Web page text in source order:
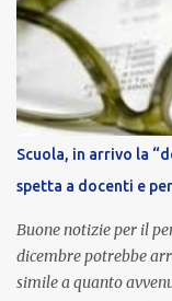
retribuzione di
stipendio dei dirigenti
la qualità dell’attività
raggiungimento
e del Merito (MIM) .
completato la
che ha poi disposto
importi e le trattenute
Scuola, in arrivo la
spetta a docenti e
Buone notizie per il
dicembre potrebbe
simile a quanto